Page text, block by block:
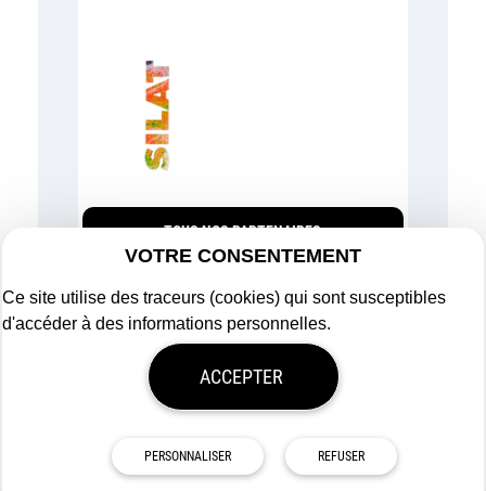
TOUS NOS PARTENAIRES
Mentions légales
Politique de confidentialité
VOTRE CONSENTEMENT
Ce site utilise des traceurs (cookies) qui sont susceptibles
d'accéder à des informations personnelles.
ACCEPTER
PERSONNALISER REFUSER